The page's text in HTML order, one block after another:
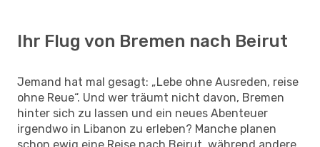
Ihr Flug von Bremen nach Beirut
Jemand hat mal gesagt: „Lebe ohne Ausreden, reise
ohne Reue“. Und wer träumt nicht davon, Bremen
hinter sich zu lassen und ein neues Abenteuer
irgendwo in Libanon zu erleben? Manche planen